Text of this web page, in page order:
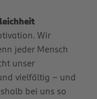
Wir
jeder Mensch
unser
vielfältig – und
bei uns so